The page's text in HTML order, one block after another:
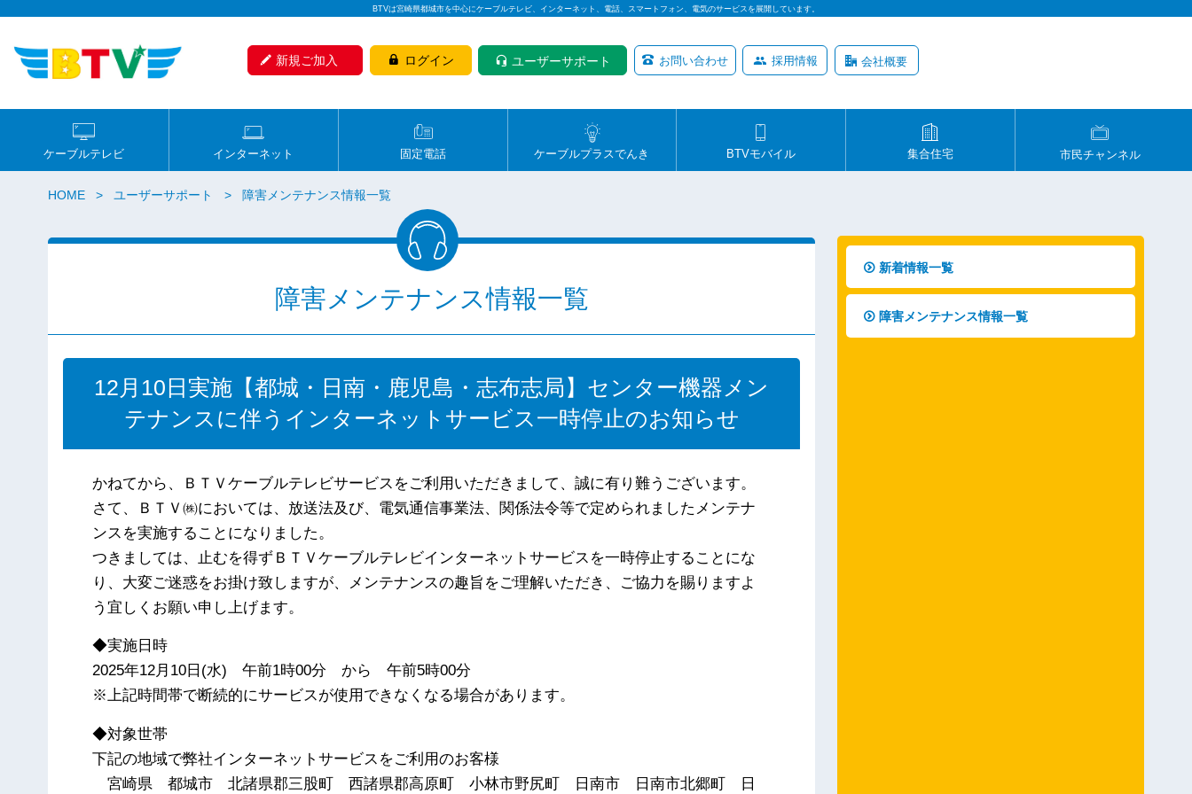
BTVは宮崎県都城市を中心にケーブルテレビ、インターネット、電話、スマートフォン、電気のサービスを展開しています。
新規ご加入 ログイン ユーザーサポート お問い合わせ 採用情報 会社概要
ケーブルテレビ インターネット 固定電話 ケーブルプラスでんき BTVモバイル 集合住宅 市民チャンネル
HOME ユーザーサポート 障害メンテナンス情報一覧
障害メンテナンス情報一覧
12月10日実施【都城・日南・鹿児島・志布志局】センター機器メン
テナンスに伴うインターネットサービス一時停止のお知らせ
かねてから、ＢＴＶケーブルテレビサービスをご利用いただきまして、誠に有り難うございます。
さて、ＢＴＶ㈱においては、放送法及び、電気通信事業法、関係法令等で定められましたメンテナ
ンスを実施することになりました。
つきましては、止むを得ずＢＴＶケーブルテレビインターネットサービスを一時停止することにな
り、大変ご迷惑をお掛け致しますが、メンテナンスの趣旨をご理解いただき、ご協力を賜りますよ
う宜しくお願い申し上げます。
◆実施日時
2025年12月10日(水) 午前1時00分 から 午前5時00分
※上記時間帯で断続的にサービスが使用できなくなる場合があります。
◆対象世帯
下記の地域で弊社インターネットサービスをご利用のお客様
宮崎県 都城市 北諸県郡三股町 西諸県郡高原町 小林市野尻町 日南市 日南市北郷町 日
新着情報一覧
障害メンテナンス情報一覧